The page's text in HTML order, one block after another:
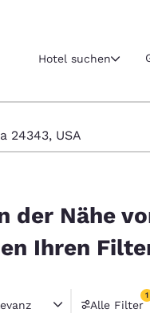
Aktuelle
Nord- und
United
América
Hotel suchen
der Nähe
Ihren
Alle Filter
1